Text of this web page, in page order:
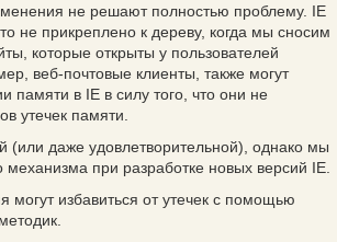
не решают полностью проблему. IE
не прикреплено к дереву, когда мы сносим
которые открыты у пользователей
веб-почтовые клиенты, также могут
памяти в IE в силу того, что они не
утечек памяти.
(или даже удовлетворительной), однако мы
при разработке новых версий IE.
могут избавиться от утечек с помощью